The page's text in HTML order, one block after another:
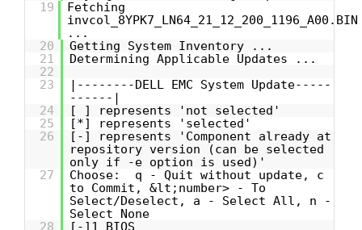
19
Fetching
invcol_8YPK7_LN64_21_12_200_1196_A00.BIN
...
20
Getting System Inventory ...
21
Determining Applicable Updates ...
22
23
|--------DELL EMC System Update-----
------|
24
[ ] represents 'not selected'
25
[*] represents 'selected'
26
[-] represents 'Component already at
repository version (can be selected
only if -e option is used)'
27
Choose: q - Quit without update, c
to Commit, &lt;number> - To
Select/Deselect, a - Select All, n -
Select None
28
[-]1 BIOS